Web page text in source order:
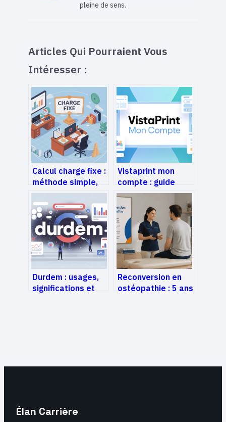
pleine de sens.
Articles Qui Pourraient Vous
Intéresser :
Calcul charge fixe :
méthode simple,
exemples et
erreurs à éviter
Vistaprint mon
compte : guide
complet pour gérer
et optimiser votre
espace client
Durdem : usages,
significations et
Reconversion en
ostéopathie : 5 ans
Élan Carrière